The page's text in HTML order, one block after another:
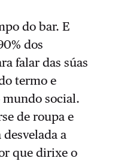
do bar. E
dos
falar das súas
termo e
mundo social.
de roupa e
a
que dirixe o